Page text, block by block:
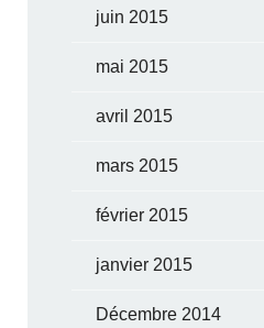
juin 2015
mai 2015
avril 2015
mars 2015
février 2015
janvier 2015
Décembre 2014